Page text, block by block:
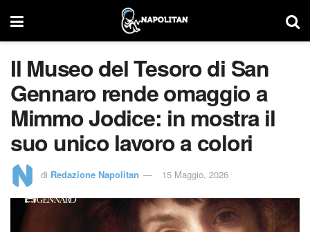
Il Museo del Tesoro di San
Gennaro rende omaggio a
Mimmo Jodice: in mostra il
suo unico lavoro a colori
di Redazione Napolitan 15 Maggio, 2026